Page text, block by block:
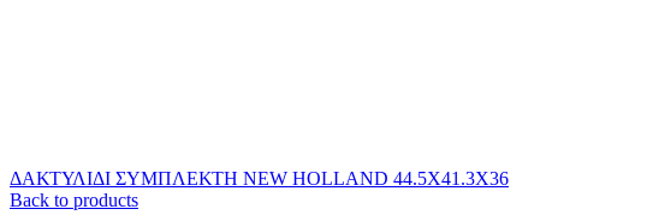
ΔΑΚΤΥΛΙΔΙ ΣΥΜΠΛΕΚΤΗ NEW HOLLAND 44.5Χ41.3Χ36
Back to products